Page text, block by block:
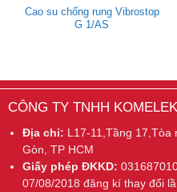
Cao su chống rung Vibrostop
G 1/AS
CÔNG TY TNHH
Địa chỉ: L17-11,Tầng 17,Tòa
Gòn, TP HCM
Giấy phép ĐKKD:
07/08/2018 đăng kí thay đổi